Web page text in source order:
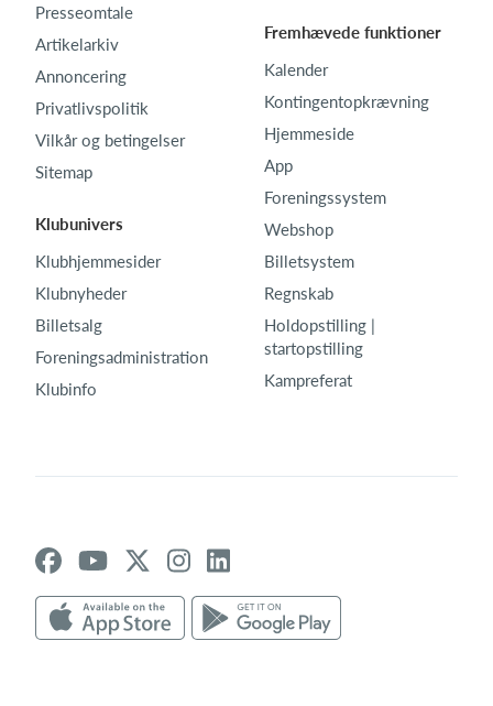
Presseomtale
Artikelarkiv
Annoncering
Privatlivspolitik
Vilkår og betingelser
Sitemap
Klubunivers
Klubhjemmesider
Klubnyheder
Billetsalg
Foreningsadministration
Klubinfo
Fremhævede funktioner
Kalender
Kontingentopkrævning
Hjemmeside
App
Foreningssystem
Webshop
Billetsystem
Regnskab
Holdopstilling |
startopstilling
Kampreferat